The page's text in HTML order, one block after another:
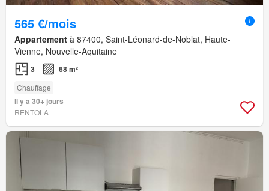
565 €/mois
Appartement à 87400, Saint-Léonard-de-Noblat, Haute-
Vienne, Nouvelle-Aquitaine
3 68 m²
Chauffage
Il y a 30+ jours
RENTOLA